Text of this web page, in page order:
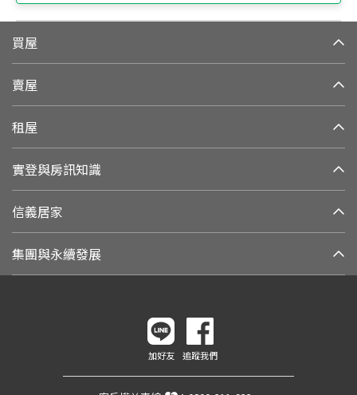
買屋
賣屋
租屋
實登與房訊知識
信義居家
集團與永續發展
加好友 追蹤我們